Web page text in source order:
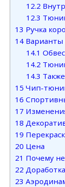
12.2
12.3
13 Ручка
14 Варианты
14.1
14.2
14.3
15 Чип-
16
17
18
19
20 Цена
21 Почему
22
23